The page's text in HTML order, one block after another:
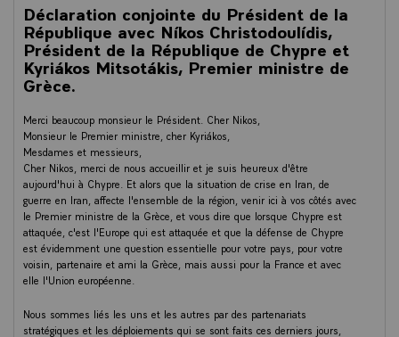
Déclaration conjointe du Président de la
République avec Níkos Christodoulídis,
Président de la République de Chypre et
Kyriákos Mitsotákis, Premier ministre de
Grèce.
Merci beaucoup monsieur le Président. Cher Nikos,
Monsieur le Premier ministre, cher Kyriákos,
Mesdames et messieurs,
Cher Nikos, merci de nous accueillir et je suis heureux d'être
aujourd'hui à Chypre. Et alors que la situation de crise en Iran, de
guerre en Iran, affecte l'ensemble de la région, venir ici à vos côtés avec
le Premier ministre de la Grèce, et vous dire que lorsque Chypre est
attaquée, c'est l'Europe qui est attaquée et que la défense de Chypre
est évidemment une question essentielle pour votre pays, pour votre
voisin, partenaire et ami la Grèce, mais aussi pour la France et avec
elle l'Union européenne.
Nous sommes liés les uns et les autres par des partenariats
stratégiques et les déploiements qui se sont faits ces derniers jours,